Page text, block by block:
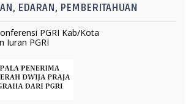
EDARAN, PEMBERITAHUAN
PGRI Kab/Kota
Iuran PGRI